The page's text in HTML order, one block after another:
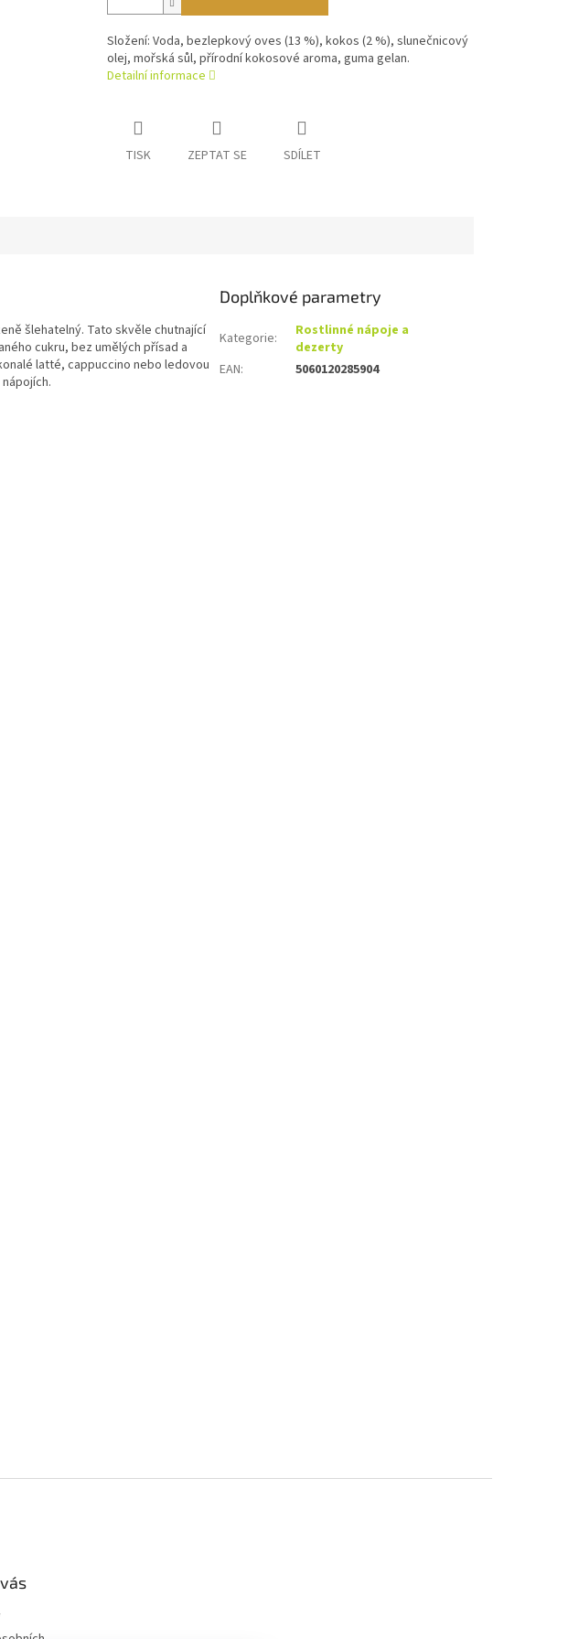
Složení: Voda, bezlepkový oves (13 %), kokos (2 %), slunečnicový
olej, mořská sůl, přírodní kokosové aroma, guma gelan.
Detailní informace
TISK ZEPTAT SE SDÍLET
šlehatelný. Tato skvěle chutnající
cukru, bez umělých přísad a
latté, cappuccino nebo ledovou
Doplňkové parametry
Kategorie:
Rostlinné nápoje a
dezerty
EAN: 5060120285904